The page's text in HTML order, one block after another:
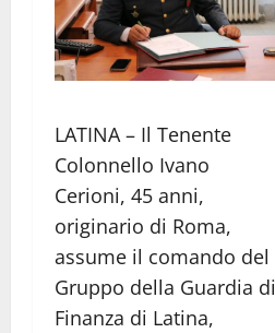
LATINA – Il Tenente
Colonnello Ivano
Cerioni, 45 anni,
originario di Roma,
assume il comando del
Gruppo della Guardia di
Finanza di Latina,